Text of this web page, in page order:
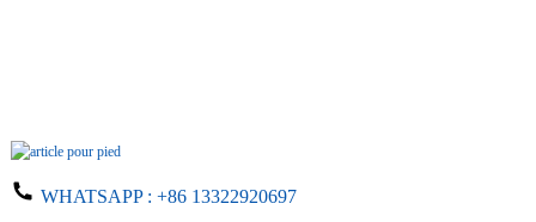
WHATSAPP : +86 13322920697